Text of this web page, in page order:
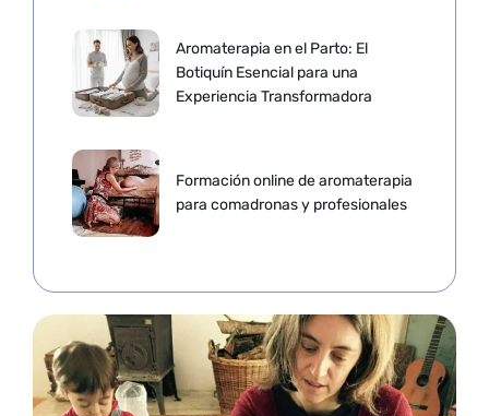
Aromaterapia en el Parto: El
Botiquín Esencial para una
Experiencia Transformadora
Formación online de aromaterapia
para comadronas y profesionales